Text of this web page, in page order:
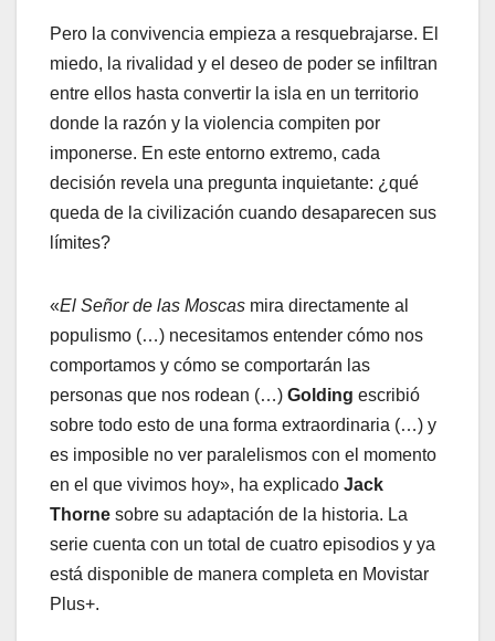
Pero la convivencia empieza a resquebrajarse. El
miedo, la rivalidad y el deseo de poder se infiltran
entre ellos hasta convertir la isla en un territorio
donde la razón y la violencia compiten por
imponerse. En este entorno extremo, cada
decisión revela una pregunta inquietante: ¿qué
queda de la civilización cuando desaparecen sus
límites?
«El Señor de las Moscas mira directamente al
populismo (…) necesitamos entender cómo nos
comportamos y cómo se comportarán las
personas que nos rodean (…) Golding escribió
sobre todo esto de una forma extraordinaria (…) y
es imposible no ver paralelismos con el momento
en el que vivimos hoy», ha explicado Jack
Thorne sobre su adaptación de la historia. La
serie cuenta con un total de cuatro episodios y ya
está disponible de manera completa en Movistar
Plus+.